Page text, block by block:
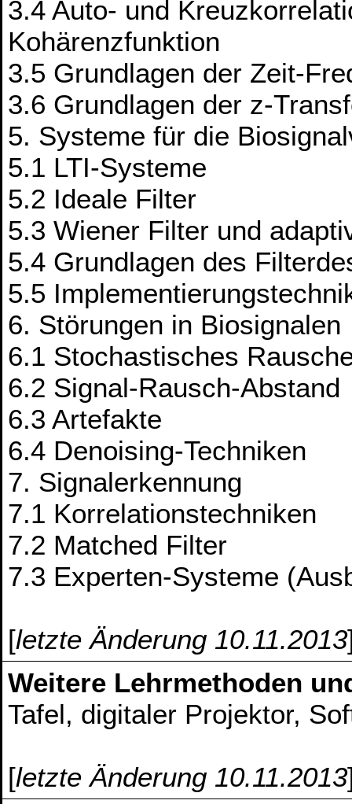
3.4 Auto- und
Kohärenzfunktion
3.5 Grundlagen der Zeit-
3.6 Grundlagen der z-
5. Systeme für die
5.1 LTI-Systeme
5.2 Ideale Filter
5.3 Wiener Filter und
5.4 Grundlagen des
5.5
6. Störungen in Biosignalen
6.1 Stochastisches
6.2 Signal-Rausch-Abstand
6.3 Artefakte
6.4 Denoising-Techniken
7. Signalerkennung
7.1 Korrelationstechniken
7.2 Matched Filter
7.3 Experten-Systeme
[letzte Änderung 10.11.2013
Weitere Lehrmethoden
Tafel, digitaler Projektor,
[letzte Änderung 10.11.2013